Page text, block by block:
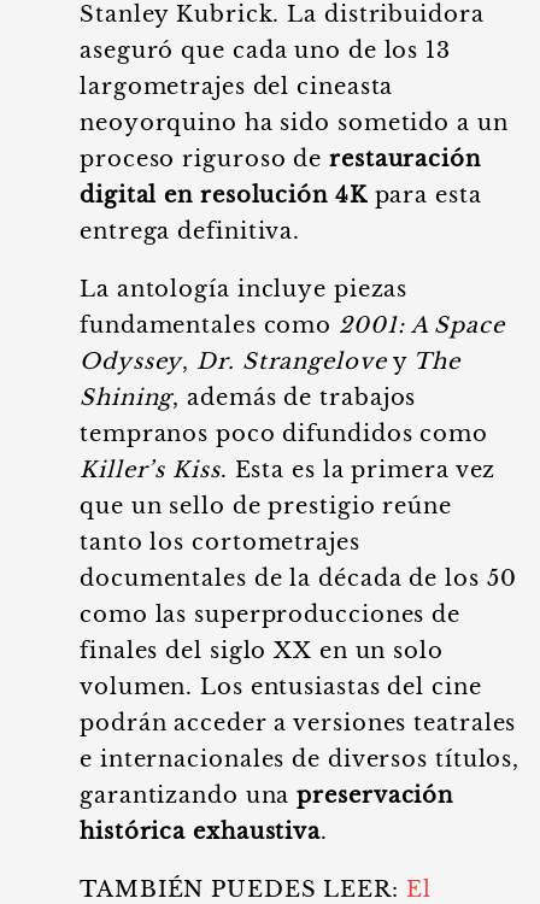
Stanley Kubrick. La distribuidora
aseguró que cada uno de los 13
largometrajes del cineasta
neoyorquino ha sido sometido a un
proceso riguroso de restauración
digital en resolución 4Kpara esta
entrega definitiva.
La antología incluye piezas
fundamentales como 2001: A Space
Odyssey,Dr. Strangelovey The
Shining, además de trabajos
tempranos poco difundidos como
Killer’s Kiss. Esta es la primera vez
que un sello de prestigio reúne
tanto los cortometrajes
documentales de la década de los 50
como las superproducciones de
finales del siglo XX en un solo
volumen. Los entusiastas del cine
podrán acceder a versiones teatrales
e internacionales de diversos títulos,
garantizando unapreservación
histórica exhaustiva.
TAMBIÉN PUEDES LEER: El